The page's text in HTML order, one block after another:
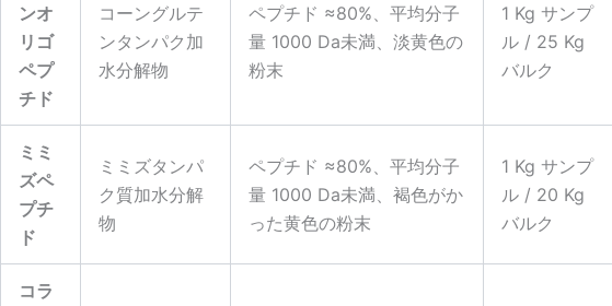
ンオ
リゴ
ペプ
チド
コーングルテ
ンタンパク加
水分解物
ペプチド ≈80%、平均分子
量 1000 Da未満、淡黄色の
粉末
1 Kg サンプ
ル / 25 Kg
バルク
ミミ
ズペ
プチ
ド
ミミズタンパ
ク質加水分解
物
ペプチド ≈80%、平均分子
量 1000 Da未満、褐色がか
った黄色の粉末
1 Kg サンプ
ル / 20 Kg
バルク
コラ